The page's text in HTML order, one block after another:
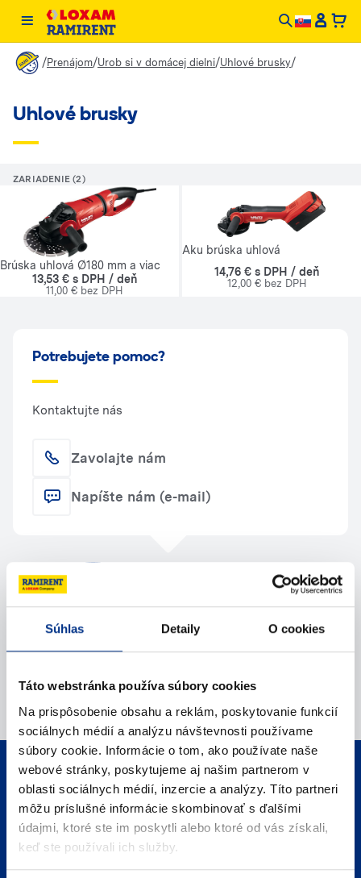
Súhlas Detaily O cookies
Táto webstránka používa súbory cookies
Na prispôsobenie obsahu a reklám, poskytovanie funkcií
sociálnych médií a analýzu návštevnosti používame
súbory cookie. Informácie o tom, ako používate naše
webové stránky, poskytujeme aj našim partnerom v
oblasti sociálnych médií, inzercie a analýzy. Títo partneri
môžu príslušné informácie skombinovať s ďalšími
údajmi, ktoré ste im poskytli alebo ktoré od vás získali,
keď ste používali ich služby.
/Prenájom/Urob si v domácej dielni/Uhlové brusky/
Uhlové brusky
ZARIADENIE (2)
Brúska uhlová Ø180 mm a viac
13,53 € s DPH / deň
11,00 € bez DPH
Aku brúska uhlová
14,76 € s DPH / deň
12,00 € bez DPH
Potrebujete pomoc?
Kontaktujte nás
Zavolajte nám
Napíšte nám (e-mail)
Telefonický kontakt
Zavolajte nám
E-mailový kontakt
Napíšte nám